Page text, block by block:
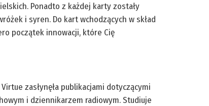
Ponadto z każdej karty zostały
i syren. Do kart wchodzących w skład
początek innowacji, które Cię
zasłynęła publikacjami dotyczącymi
i dziennikarzem radiowym. Studiuje